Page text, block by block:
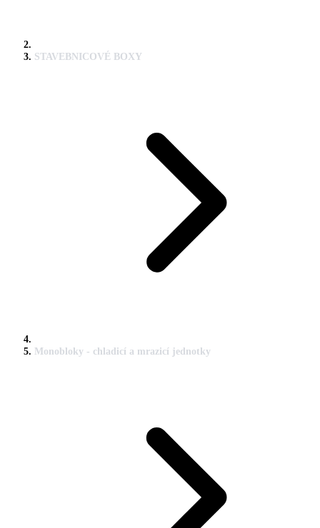
STAVEBNICOVÉ BOXY
Monobloky - chladicí a mrazicí jednotky